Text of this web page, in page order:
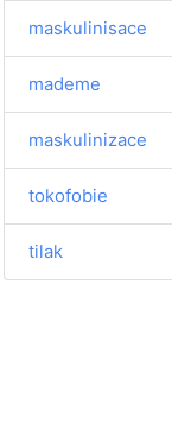
maskulinisace
mademe
maskulinizace
tokofobie
tilak